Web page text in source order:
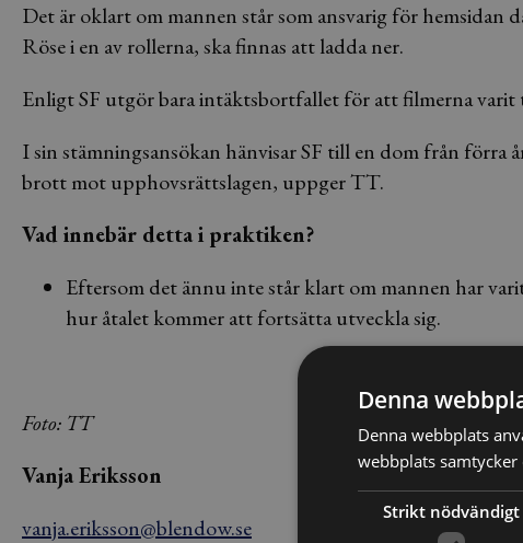
Det är oklart om mannen står som ansvarig för hemsidan
Röse i en av rollerna, ska finnas att ladda ner.
Enligt SF utgör bara intäktsbortfallet för att filmerna
I sin stämningsansökan hänvisar SF till en dom från förra
brott mot upphovsrättslagen, uppger TT.
Vad innebär detta i praktiken?
Eftersom det ännu inte står klart om mannen har
hur åtalet kommer att fortsätta utveckla sig.
Foto: TT
Vanja Eriksson
vanja.eriksson@blendow.se
Denna
Denna webbplats
webbplats
Strikt nödvändigt